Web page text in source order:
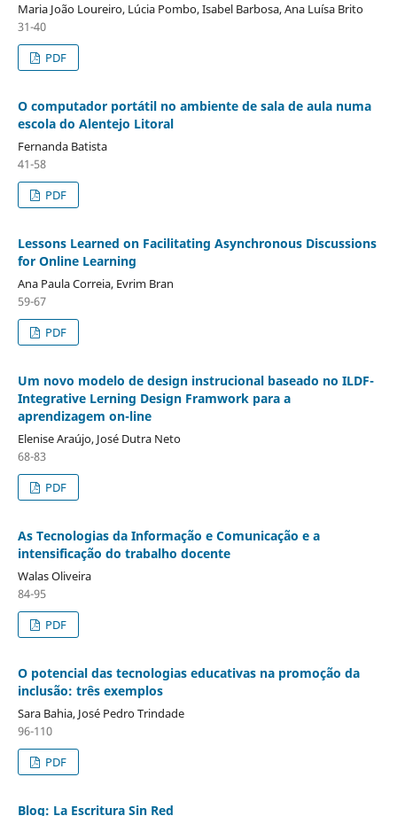
Maria João Loureiro, Lúcia Pombo, Isabel Barbosa, Ana Luísa Brito
31-40
PDF
O computador portátil no ambiente de sala de aula numa
escola do Alentejo Litoral
Fernanda Batista
41-58
PDF
Lessons Learned on Facilitating Asynchronous Discussions
for Online Learning
Ana Paula Correia, Evrim Bran
59-67
PDF
Um novo modelo de design instrucional baseado no ILDF-
Integrative Lerning Design Framwork para a
aprendizagem on-line
Elenise Araújo, José Dutra Neto
68-83
PDF
As Tecnologias da Informação e Comunicação e a
intensificação do trabalho docente
Walas Oliveira
84-95
PDF
O potencial das tecnologias educativas na promoção da
inclusão: três exemplos
Sara Bahia, José Pedro Trindade
96-110
PDF
Blog: La Escritura Sin Red